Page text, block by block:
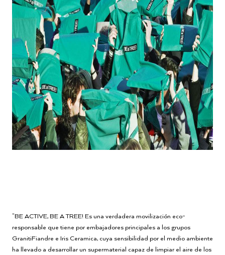
"BE ACTIVE, BE A TREE! Es una verdadera movilización eco-
responsable que tiene por embajadores principales a los grupos
GranitiFiandre e Iris Ceramica, cuya sensibilidad por el medio ambiente
ha llevado a desarrollar un supermaterial capaz de limpiar el aire de los